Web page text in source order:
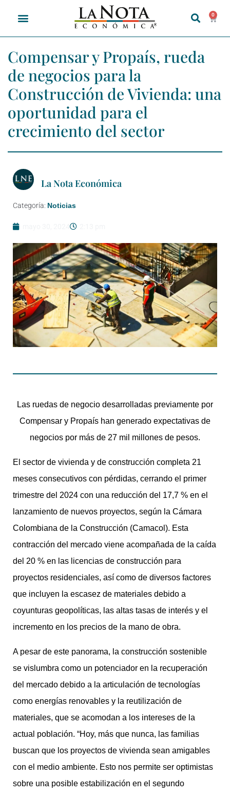
0
Compensar y Propaís, rueda
de negocios para la
Construcción de Vivienda: una
oportunidad para el
crecimiento del sector
La Nota Económica
Categoría: Noticias
Las ruedas de negocio desarrolladas previamente por
Compensar y Propaís han generado expectativas de
negocios por más de 27 mil millones de pesos.
El sector de vivienda y de construcción completa 21
meses consecutivos con pérdidas, cerrando el primer
trimestre del 2024 con una reducción del 17,7 % en el
lanzamiento de nuevos proyectos, según la Cámara
Colombiana de la Construcción (Camacol). Esta
contracción del mercado viene acompañada de la caída
del 20 % en las licencias de construcción para
proyectos residenciales, así como de diversos factores
que incluyen la escasez de materiales debido a
coyunturas geopolíticas, las altas tasas de interés y el
incremento en los precios de la mano de obra.
A pesar de este panorama, la construcción sostenible
se vislumbra como un potenciador en la recuperación
del mercado debido a la articulación de tecnologías
como energías renovables y la reutilización de
materiales, que se acomodan a los intereses de la
actual población. “Hoy, más que nunca, las familias
buscan que los proyectos de vivienda sean amigables
con el medio ambiente. Esto nos permite ser optimistas
sobre una posible estabilización en el segundo